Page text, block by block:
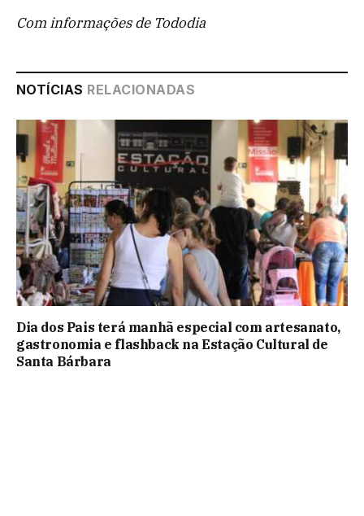
Com informações de Tododia
NOTÍCIAS RELACIONADAS
Dia dos Pais terá manhã especial com artesanato,
gastronomia e flashback na Estação Cultural de
Santa Bárbara